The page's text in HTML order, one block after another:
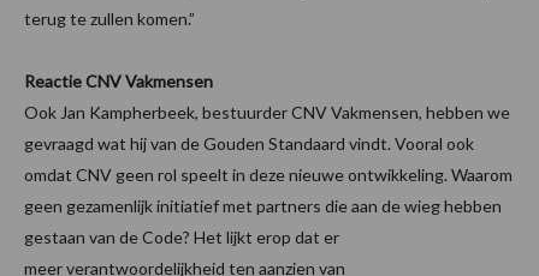
terug te zullen komen.”
Reactie CNV Vakmensen
Ook Jan Kampherbeek, bestuurder CNV Vakmensen, hebben we
gevraagd wat hij van de Gouden Standaard vindt. Vooral ook
omdat CNV geen rol speelt in deze nieuwe ontwikkeling. Waarom
geen gezamenlijk initiatief met partners die aan de wieg hebben
gestaan van de Code? Het lijkt erop dat er
meer verantwoordelijkheid ten aanzien van